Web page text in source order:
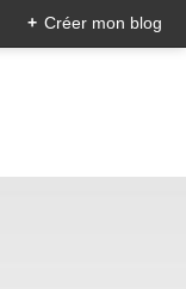
+ Créer mon blog